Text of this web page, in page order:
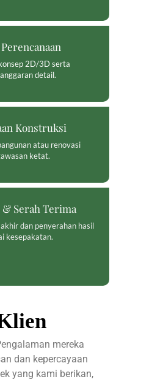
2D/3D serta
detail.
Konstruksi
atau renovasi
ketat.
Serah Terima
dan penyerahan hasil
kesepakatan.
mereka
dan kepercayaan
yang kami berikan,